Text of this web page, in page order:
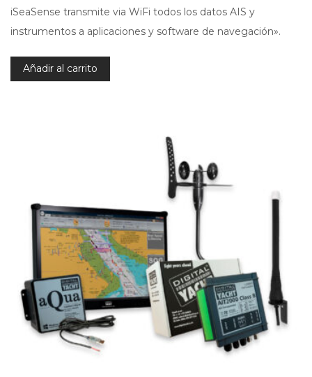
iSeaSense transmite via WiFi todos los datos AIS y
instrumentos a aplicaciones y software de navegación».
Añadir al carrito